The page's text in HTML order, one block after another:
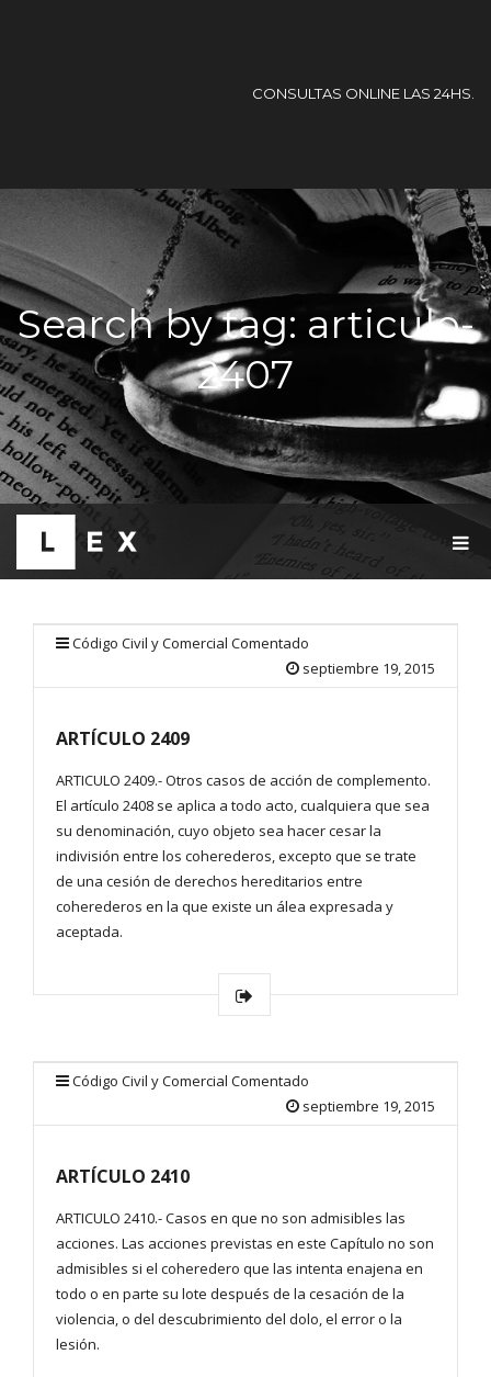
CONSULTAS ONLINE LAS 24HS.
Search by tag: articulo-
2407
G
Código Civil y Comercial Comentado
septiembre 19, 2015
ARTÍCULO 2409
ARTICULO 2409.- Otros casos de acción de complemento.
El artículo 2408 se aplica a todo acto, cualquiera que sea
su denominación, cuyo objeto sea hacer cesar la
indivisión entre los coherederos, excepto que se trate
de una cesión de derechos hereditarios entre
coherederos en la que existe un álea expresada y
aceptada.
Código Civil y Comercial Comentado
septiembre 19, 2015
ARTÍCULO 2410
ARTICULO 2410.- Casos en que no son admisibles las
acciones. Las acciones previstas en este Capítulo no son
admisibles si el coheredero que las intenta enajena en
todo o en parte su lote después de la cesación de la
violencia, o del descubrimiento del dolo, el error o la
lesión.